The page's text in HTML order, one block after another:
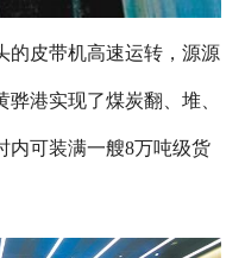
皮带机高速运转，源源
港实现了煤炭翻、堆、
内可装满一艘8万吨级货